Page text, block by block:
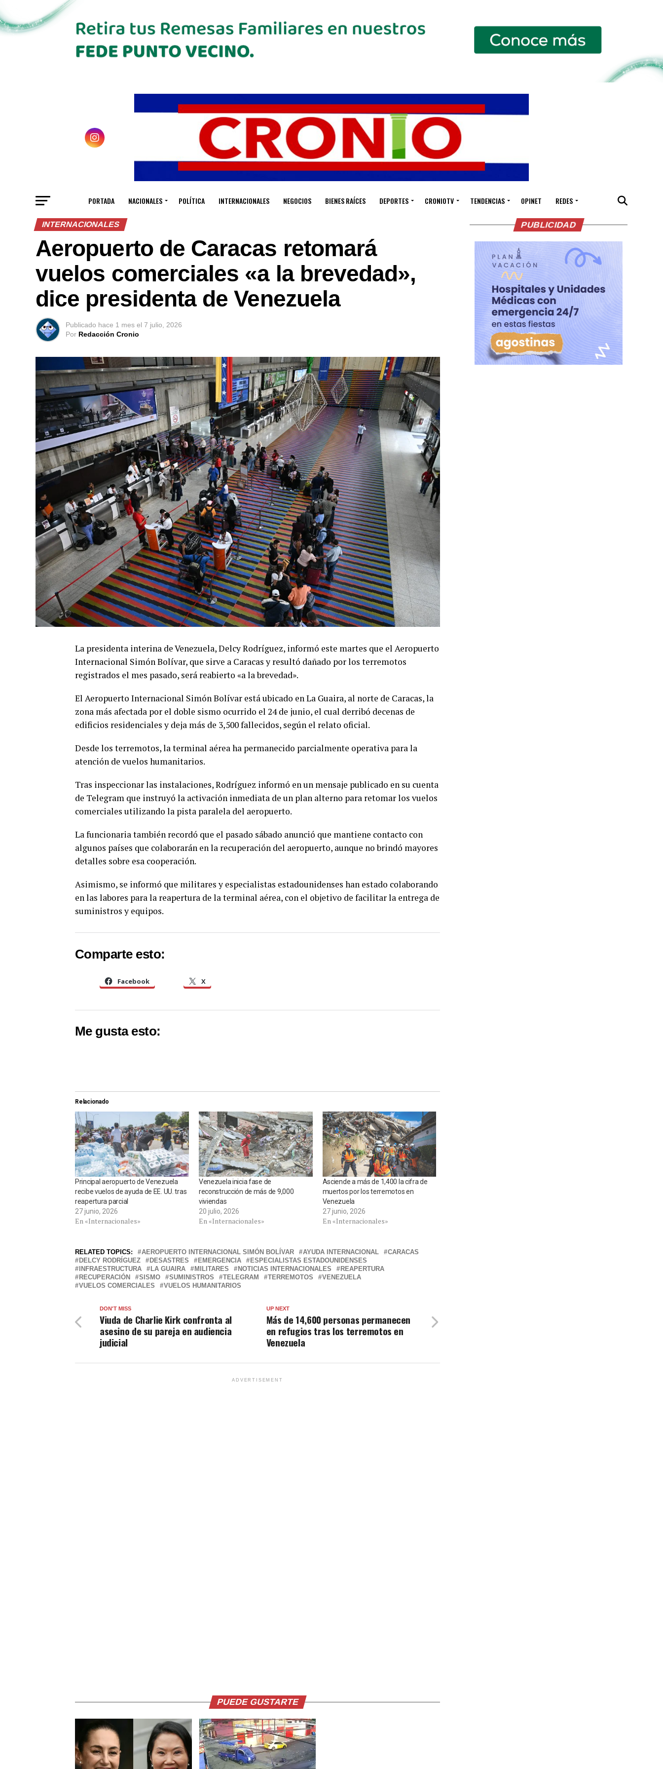
PORTADA NACIONALES POLÍTICA INTERNACIONALES NEGOCIOS BIENES RAÍCES DEPORTES CRONIOTV TENDENCIAS OPINET REDES
INTERNACIONALES
Aeropuerto de Caracas retomará
vuelos comerciales «a la brevedad»,
dice presidenta de Venezuela
Publicado hace 1 mes el 7 julio, 2026
Por Redacción Cronio
La presidenta interina de Venezuela, Delcy Rodríguez, informó este martes que el Aeropuerto
Internacional Simón Bolívar, que sirve a Caracas y resultó dañado por los terremotos
registrados el mes pasado, será reabierto «a la brevedad».
El Aeropuerto Internacional Simón Bolívar está ubicado en La Guaira, al norte de Caracas, la
zona más afectada por el doble sismo ocurrido el 24 de junio, el cual derribó decenas de
edificios residenciales y deja más de 3,500 fallecidos, según el relato oficial.
Desde los terremotos, la terminal aérea ha permanecido parcialmente operativa para la
atención de vuelos humanitarios.
Tras inspeccionar las instalaciones, Rodríguez informó en un mensaje publicado en su cuenta
de Telegram que instruyó la activación inmediata de un plan alterno para retomar los vuelos
comerciales utilizando la pista paralela del aeropuerto.
La funcionaria también recordó que el pasado sábado anunció que mantiene contacto con
algunos países que colaborarán en la recuperación del aeropuerto, aunque no brindó mayores
detalles sobre esa cooperación.
Asimismo, se informó que militares y especialistas estadounidenses han estado colaborando
en las labores para la reapertura de la terminal aérea, con el objetivo de facilitar la entrega de
suministros y equipos.
Comparte esto:
Facebook X
Me gusta esto:
Relacionado
Principal aeropuerto de Venezuela
recibe vuelos de ayuda de EE. UU. tras
reapertura parcial
27 junio, 2026
En «Internacionales»
Venezuela inicia fase de
reconstrucción de más de 9,000
viviendas
20 julio, 2026
En «Internacionales»
Asciende a más de 1,400 la cifra de
muertos por los terremotos en
Venezuela
27 junio, 2026
En «Internacionales»
RELATED TOPICS: AEROPUERTO INTERNACIONAL SIMÓN BOLÍVAR AYUDA INTERNACIONAL
CARACAS
DELCY RODRÍGUEZ
DESASTRES EMERGENCIA
ESPECIALISTAS ESTADOUNIDENSES
INFRAESTRUCTURA
LA GUAIRA MILITARES NOTICIAS INTERNACIONALES
REAPERTURA
RECUPERACIÓN
SISMO SUMINISTROS TELEGRAM TERREMOTOS
VENEZUELA
VUELOS COMERCIALES
VUELOS HUMANITARIOS
UP NEXT
Más de 14,600 personas permanecen
en refugios tras los terremotos en
Venezuela
DON'T MISS
Viuda de Charlie Kirk confronta al
asesino de su pareja en audiencia
judicial
ADVERTISEMENT
PUEDE GUSTARTE
PUBLICIDAD